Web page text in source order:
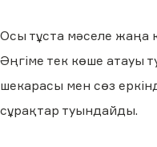
Осы тұста мәселе жаңа
Әңгіме тек көше атауы
шекарасы мен сөз
сұрақтар туындайды.